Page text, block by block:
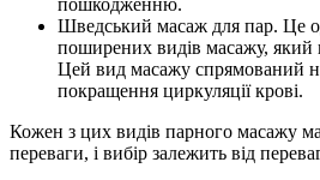
Шведський масаж для пар. Це
поширених видів масажу, який
Цей вид масажу спрямований
покращення циркуляції крові.
Кожен з цих видів парного масажу
переваги, і вибір залежить від